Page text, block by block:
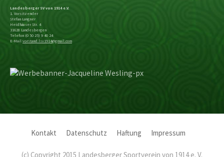
Landesberger SV von 1914 e.V.
1. Vorsitzender
Stefan Langner
Heidhäuser Str. 4
31628 Landesbergen
Telefon (0 50 25) 9 40 24
E-Mail vorstand.lsv1914@gmail.com
Kontakt Datenschutz Haftung Impressum
(c) Copyright 2015 Landesberger Sportverein von 1914 e. V.